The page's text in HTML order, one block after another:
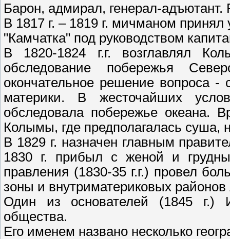
Барон, адмирал, генерал-адъютант.
В 1817 г. – 1819 г. мичманом
"Камчатка" под руководством
В 1820-1824 г.г. возглавлял
обследование побережья
окончательное решение вопроса -
материки. В жесточайших усл
обследовала побережье океана.
Колымы, где предполагалась суша,
В 1829 г. назначен главным
1830 г. прибыл с женой и
правления (1830-35 г.г.) провел
зоны и внутриматериковых
Один из основателей (1845 г.)
общества.
Его именем названо несколько